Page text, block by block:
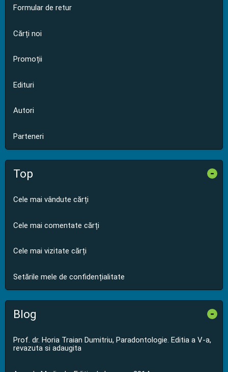
Formular de retur
Cărți noi
Promoții
Edituri
Autori
Parteneri
Top -
Cele mai vândute cărți
Cele mai comentate cărți
Cele mai vizitate cărți
Setările mele de confidențialitate
Blog -
Prof. dr. Horia Traian Dumitriu, Paradontologie. Editia a V-a,
revazuta si adaugita